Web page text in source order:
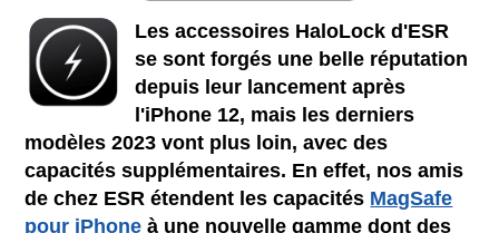
Les accessoires HaloLock d'ESR
se sont forgés une belle réputation
depuis leur lancement après
l'iPhone 12, mais les derniers
modèles 2023 vont plus loin, avec des
capacités supplémentaires. En effet, nos amis
de chez ESR étendent les capacités MagSafe
pour iPhone à une nouvelle gamme dont des